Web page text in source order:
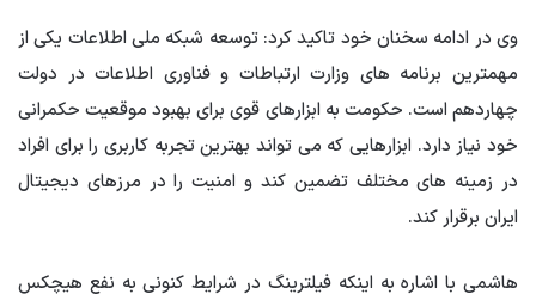
وی در ادامه سخنان خود تاکید کرد: توسعه شبکه ملی اطلاعات یکی از
مهمترین برنامه های وزارت ارتباطات و فناوری اطلاعات در دولت
چهاردهم است. حکومت به ابزارهای قوی برای بهبود موقعیت حکمرانی
خود نیاز دارد. ابزارهایی که می تواند بهترین تجربه کاربری را برای افراد
در زمینه های مختلف تضمین کند و امنیت را در مرزهای دیجیتال
ایران برقرار کند.
هاشمی با اشاره به اینکه فیلترینگ در شرایط کنونی به نفع هیچکس